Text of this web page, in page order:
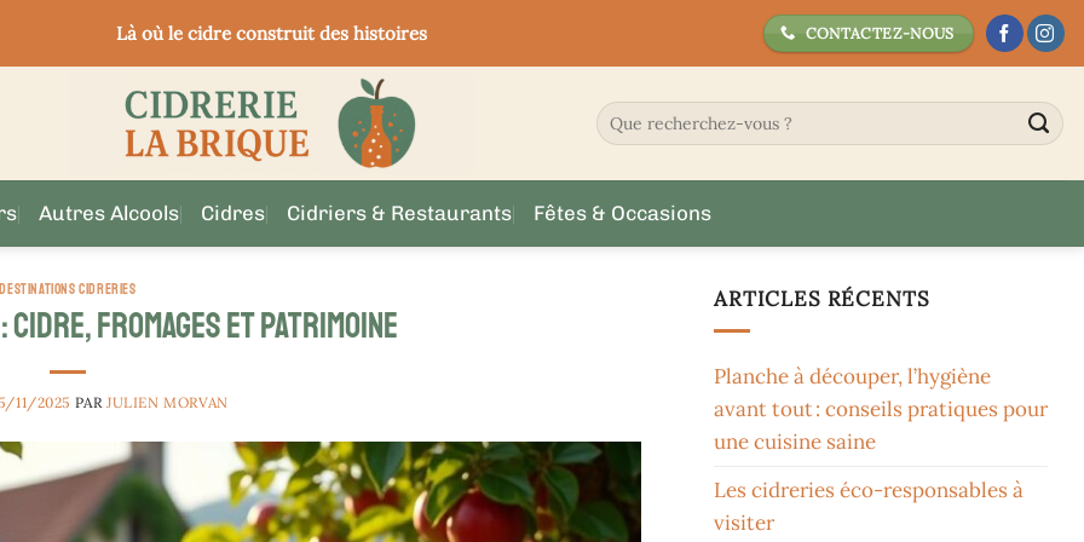
Là où le cidre construit des histoires CONTACTEZ-NOUS
Autres Alcools Cidres Cidriers & Restaurants Fêtes & Occasions
DESTINATIONS CIDRERIES
cidre, fromages et patrimoine
11/2025 PARJULIEN MORVAN
ARTICLES RÉCENTS
Planche à découper, l’hygiène
avant tout : conseils pratiques pour
une cuisine saine
Les cidreries éco-responsables à
visiter